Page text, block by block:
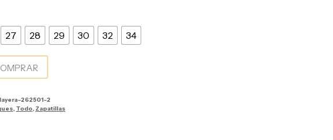
27 28 29 30 32 34
262501-2
Todo Zapatillas